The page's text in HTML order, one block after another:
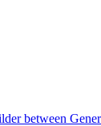
between